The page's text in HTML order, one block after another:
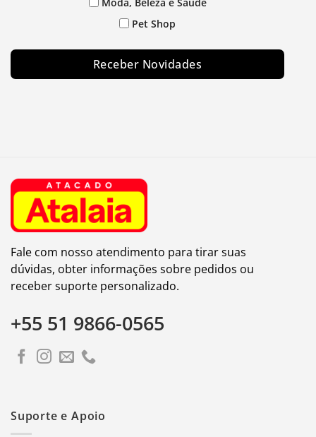
Pet Shop
Receber Novidades
Fale com nosso atendimento para tirar suas
dúvidas, obter informações sobre pedidos ou
receber suporte personalizado.
+55 51 9866-0565
Suporte e Apoio